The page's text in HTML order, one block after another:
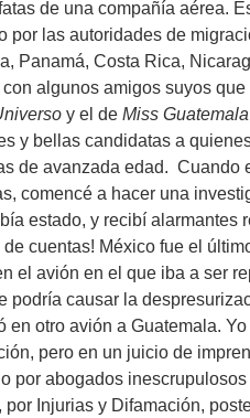
de una compañía aérea.
por las autoridades de
Panamá, Costa Rica,
algunos amigos suyos
y el de Miss Guatemala
y bellas candidatas a
de avanzada edad. Cuando
comencé a hacer una
estado, y recibí alarmantes
de cuentas! México fue el
el avión en el que iba a ser
podría causar la
en otro avión a Guatemala.
pero en un juicio de
por abogados
por Injurias y Difamación,